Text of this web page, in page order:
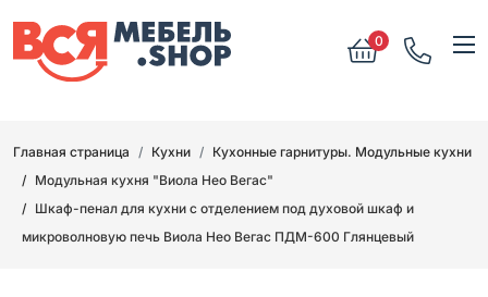
0
Главная страница Кухни
Кухонные гарнитуры. Модульные кухни
Модульная кухня "Виола Нео Вегас"
Шкаф-пенал для кухни с отделением под духовой шкаф и
микроволновую печь Виола Нео Вегас ПДМ-600 Глянцевый